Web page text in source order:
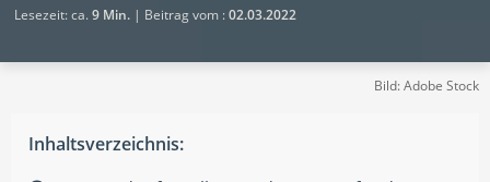
Lesezeit: ca.9 Min. | Beitrag vom :02.03.2022
Bild: Adobe Stock
Inhaltsverzeichnis: